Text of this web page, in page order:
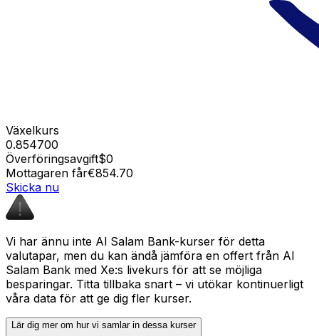
Växelkurs
0.854700
Överföringsavgift$0
Mottagaren får€854.70
Skicka nu
Vi har ännu inte Al Salam Bank-kurser för detta
valutapar, men du kan ändå jämföra en offert från Al
Salam Bank med Xe:s livekurs för att se möjliga
besparingar. Titta tillbaka snart – vi utökar kontinuerligt
våra data för att ge dig fler kurser.
Lär dig mer om hur vi samlar in dessa kurser